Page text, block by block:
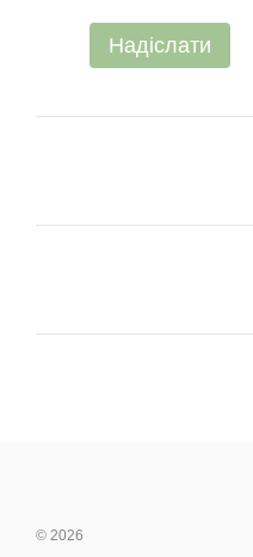
Надіслати
© 2026